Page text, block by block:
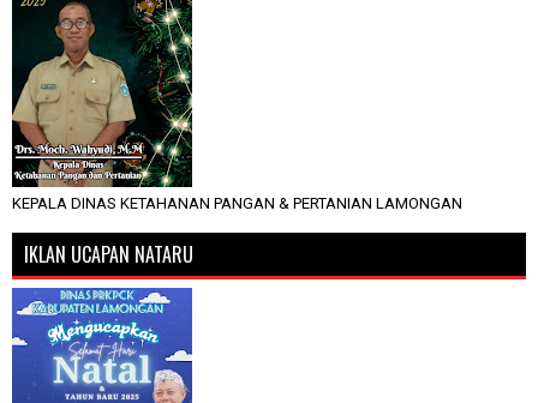
KEPALA DINAS KETAHANAN PANGAN & PERTANIAN LAMONGAN
IKLAN UCAPAN NATARU